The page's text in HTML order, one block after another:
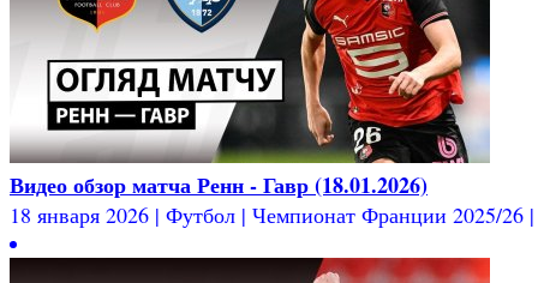
Видео обзор матча Ренн - Гавр (18.01.2026)
18 января 2026 | Футбол | Чемпионат Франции 2025/26